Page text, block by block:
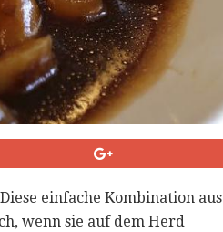
einfache Kombination aus
wenn sie auf dem Herd